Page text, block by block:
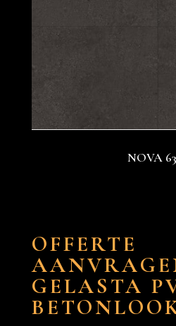
NOVA
OFFERTE
GELASTA